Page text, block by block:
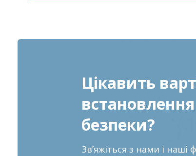
Цікавить
безпеки?
Звʼяжіться з нами і наші